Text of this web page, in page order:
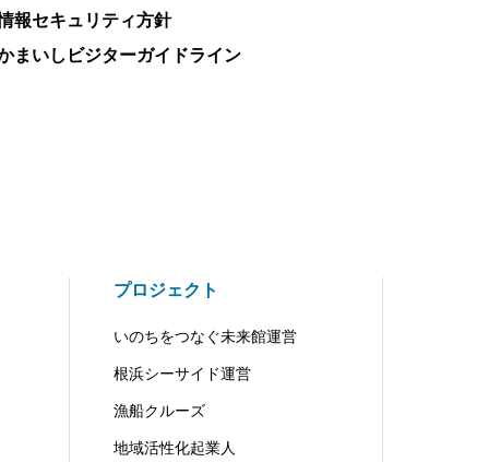
報セキュリティ方針
まいしビジターガイドライン
プロジェクト
いのちをつなぐ未来館運営
根浜シーサイド運営
漁船クルーズ
地域活性化起業人